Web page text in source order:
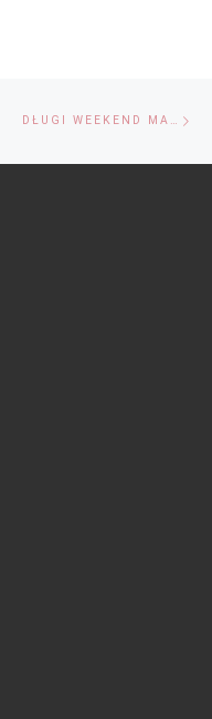
DŁUGI WEEKEND MAJOWY NA REWII